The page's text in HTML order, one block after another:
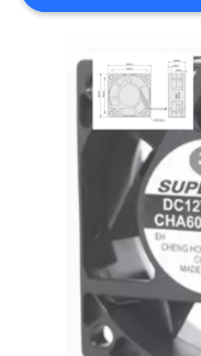
DEMANDEZ
CITATION